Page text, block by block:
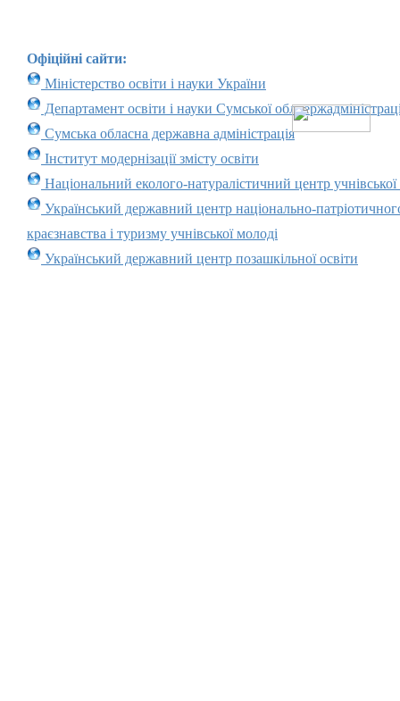
Офіційні сайти:
Міністерство освіти і науки України
Департамент освіти і науки Сумської
Сумська обласна державна адміністрація
Інститут модернізації змісту освіти
Національний еколого-натуралістичний центр учнівської
Український державний центр національно-
краєзнавства і туризму учнівської молоді
Український державний центр позашкільної освіти